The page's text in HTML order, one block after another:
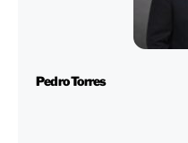
Pedro Torres